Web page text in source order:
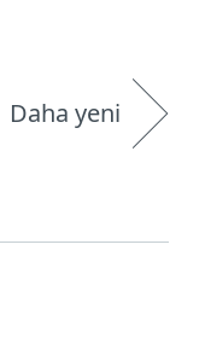
Daha yeni